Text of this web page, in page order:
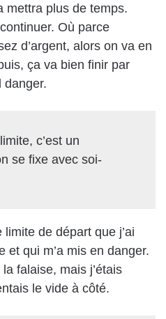
mettra plus de temps.
Où parce
d’argent, alors on va en
ça va bien finir par
danger.
c’est un
se fixe avec soi-
limite de départ que j’ai
et qui m’a mis en danger.
falaise, mais j’étais
le vide à côté.